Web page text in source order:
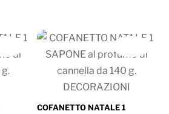
COFANETTO NATALE 1